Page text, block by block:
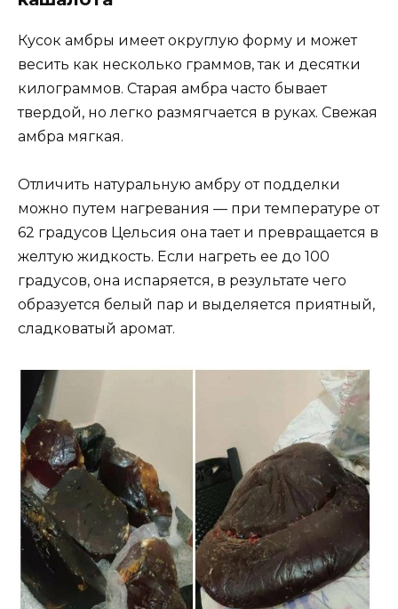
Кусок амбры имеет округлую форму и может
весить как несколько граммов, так и десятки
килограммов. Старая амбра часто бывает
твердой, но легко размягчается в руках. Свежая
амбра мягкая.
Отличить натуральную амбру от подделки
можно путем нагревания — при температуре от
62 градусов Цельсия она тает и превращается в
желтую жидкость. Если нагреть ее до 100
градусов, она испаряется, в результате чего
образуется белый пар и выделяется приятный,
сладковатый аромат.